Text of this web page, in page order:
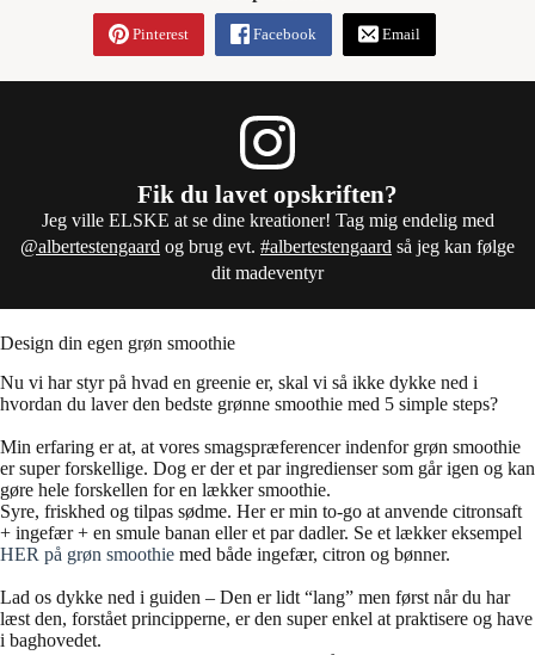
Pinterest Facebook Email
Fik du lavet opskriften?
Jeg ville ELSKE at se dine kreationer! Tag mig endelig med
@albertestengaard og brug evt. #albertestengaard så jeg kan følge
dit madeventyr
Design din egen grøn smoothie
Nu vi har styr på hvad en greenie er, skal vi så ikke dykke ned i
hvordan du laver den bedste grønne smoothie med 5 simple steps?
Min erfaring er at, at vores smagspræferencer indenfor grøn smoothie
er super forskellige. Dog er der et par ingredienser som går igen og kan
gøre hele forskellen for en lækker smoothie.
Syre, friskhed og tilpas sødme. Her er min to-go at anvende citronsaft
+ ingefær + en smule banan eller et par dadler. Se et lækker eksempel
HER på grøn smoothie med både ingefær, citron og bønner.
Lad os dykke ned i guiden – Den er lidt “lang” men først når du har
læst den, forstået principperne, er den super enkel at praktisere og have
i baghovedet.